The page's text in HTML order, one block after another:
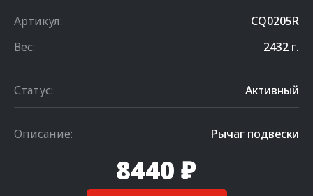
Артикул:
CQ0205R
Вес:
2432 г.
Статус: Активный
Описание: Рычаг подвески
8440 ₽